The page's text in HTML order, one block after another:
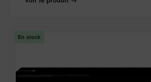
En stock